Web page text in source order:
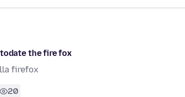
the fire fox
firefox
20